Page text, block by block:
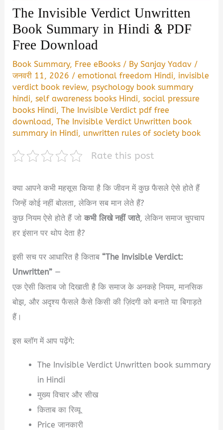
The Invisible Verdict Unwritten
Book Summary in Hindi & PDF
Free Download
Book Summary, Free eBooks / BySanjay Yadav /
जनवरी 11, 2026 /emotional freedom Hindi, invisible
verdict book review,psychology book summary
hindi,self awareness books Hindi,social pressure
books Hindi,The Invisible Verdict pdf free
download,The Invisible Verdict Unwritten book
summary in Hindi, unwritten rules of society book
Rate this post
क्या आपने कभी महसूस किया है कि जीवन में कुछ फैसले ऐसे होते हैं
जिन्हें कोई नहीं बोलता, लेकिन सब मान लेते हैं?
कुछ नियम ऐसे होते हैं जोकभी लिखे नहीं जाते, लेकिन समाज चुपचाप
हर इंसान पर थोप देता है?
इसी सच पर आधारित है किताब“The Invisible Verdict:
Unwritten” —
एक ऐसी किताब जो दिखाती है कि समाज के अनकहे नियम, मानसिक
बोझ, और अदृश्य फैसले कैसे किसी की ज़िंदगी को बनाते या बिगाड़ते
हैं।
इस ब्लॉग में आप पढ़ेंगे:
The Invisible Verdict Unwritten book summary
in Hindi
मुख्य विचार और सीख
किताब का रिव्यू
Price जानकारी